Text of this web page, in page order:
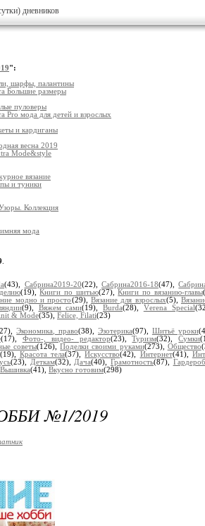
дневников
":
шарфы, палантины
Большие размеры
пуловеры
мода для детей и взрослых
и кардиганы
весна 2019
Mode&style
вязание
и туники
Коллекция
мода
(43), Сaбринa2019-20(22), Сaбринa2016-18(47),
(19),Книги по шитью(27),Книги по вязанию-главы
модно и просто(29), Вязание для взрослых(5),
(9), Вяжем сами(19), Вurdа(28), Vеrеnа Special
& Mode(35), Felice, Filati(23)
Экономика, право(38), Эзотерика(97), Шитьё уроки
(17), Фото-, видео- редактор(23),Туризм(32),Сумки
советы(126),Поделки своими руками(273), Общество
(19), Красота тела(37),Искусство(42), Интернет(41),
(23), Деткам(32), Дача(40), Грамотность(87), Гардероб
Вышивка(41), Вкусно готовим(298)
№1/2019